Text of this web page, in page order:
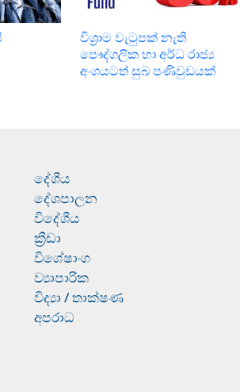
විශ්‍රාම වැටුපක් නැති
පෞද්ගලික හා අර්ධ රාජ්‍ය
අංශයටත් සුබ පණිවුඩයක්
දේශීය
දේශපාලන
විදේශීය
ක්‍රීඩා
විශේෂාංග
ව්‍යාපාරික
විද්‍යා / තාක්ෂණ
අපරාධ